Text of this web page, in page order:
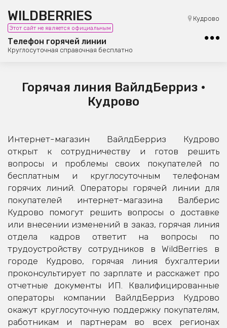
WILDBERRIES
Этот сайт не является официальным
Телефон горячей линии
Круглосуточная справочная бесплатно
Кудрово
8 (800) 101-42-23
Бесплатная юридическая консультация
Горячая линия ВайлдБерриз •
Кудрово
Интернет-магазин ВайлдБерриз Кудрово
открыт к сотрудничеству и готов решить
вопросы и проблемы своих покупателей по
бесплатным и круглосуточным телефонам
горячих линий. Операторы горячей линии для
покупателей интернет-магазина Валберис
Кудрово помогут решить вопросы о доставке
или внесении изменений в заказ, горячая линия
отдела кадров ответит на вопросы по
трудоустройству сотрудников в WildBerries в
городе Кудрово, горячая линия бухгалтерии
проконсультирует по зарплате и расскажет про
отчетные документы ИП. Квалифицированные
операторы компании ВайлдБерриз Кудрово
окажут круглосуточную поддержку покупателям,
работникам и партнерам во всех регионах